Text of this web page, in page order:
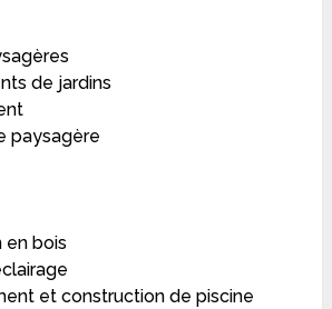
de jardins
paysagère
en bois
et construction de piscine